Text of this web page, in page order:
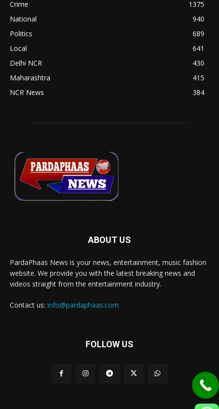
Crime
1375
National
940
Politics
689
Local
641
Delhi NCR
430
Maharashtra
415
NCR News
384
ABOUT US
PardaPhaas News is your news, entertainment, music fashion
website. We provide you with the latest breaking news and
videos straight from the entertainment industry.
Contact us: info@pardaphaas.com
FOLLOW US